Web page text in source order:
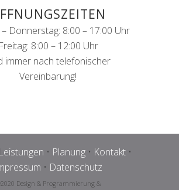
Donnerstag: 8:00 – 17:00 Uhr
Freitag: 8:00 – 12:00 Uhr
immer nach telefonischer
Vereinbarung!
Leistungen • Planung • Kontakt •
• Datenschutz
Design & Programmierung &